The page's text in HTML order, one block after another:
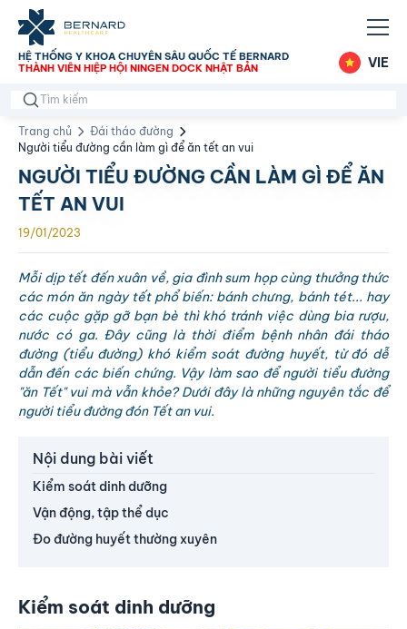
HỆ THỐNG Y KHOA CHUYÊN SÂU QUỐC TẾ BERNARD
THÀNH VIÊN HIỆP HỘI NINGEN DOCK NHẬT BẢN
VIE
Trang chủ
Đái tháo đường
Người tiểu đường cần làm gì để ăn tết an vui
NGƯỜI TIỂU ĐƯỜNG CẦN LÀM GÌ ĐỂ ĂN
TẾT AN VUI
19/01/2023
Mỗi dịp tết đến xuân về, gia đình sum họp cùng thưởng thức
các món ăn ngày tết phổ biến: bánh chưng, bánh tét... hay
các cuộc gặp gỡ bạn bè thì khó tránh việc dùng bia rượu,
nước có ga. Đây cũng là thời điểm bệnh nhân đái tháo
đường (tiểu đường) khó kiểm soát đường huyết, từ đó dễ
dẫn đến các biến chứng. Vậy làm sao để người tiểu đường
"ăn Tết" vui mà vẫn khỏe? Dưới đây là những nguyên tắc để
người tiểu đường đón Tết an vui.
Nội dung bài viết
Kiểm soát dinh dưỡng
Vận động, tập thể dục
Đo đường huyết thường xuyên
Kiểm soát dinh dưỡng